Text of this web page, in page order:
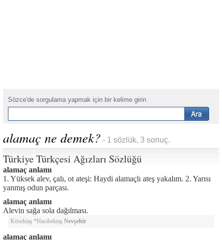
Sözce'de sorgulama yapmak için bir kelime girin
alamaç ne demek? - 1 sözlük, 3 sonuç.
Türkiye Türkçesi Ağızları Sözlüğü
alamaç anlamı
1. Yüksek alev, çalı, ot ateşi: Haydi alamaçlı ateş yakalım. 2. Yarısı
yanmış odun parçası.
alamaç anlamı
Alevin sağa sola dağılması.
Kösektaş *Hacıbektaş Nevşehir
alamaç anlamı